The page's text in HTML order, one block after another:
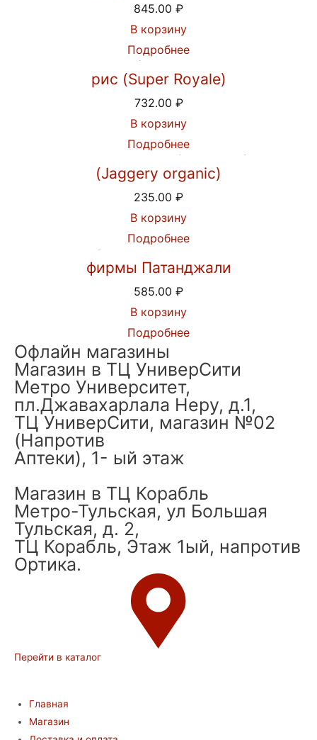
845.00 ₽
В корзину
Подробнее
Индийский Королевский Басмати
рис (Super Royale)
732.00 ₽
В корзину
Подробнее
Пальмовый сахар джаггери
(Jaggery organic)
235.00 ₽
В корзину
Подробнее
Шампунь Кеш Канти Рита от
фирмы Патанджали
585.00 ₽
В корзину
Подробнее
Офлайн магазины
Магазин в ТЦ УниверСити
Метро Университет,
пл.Джавахарлала Неру, д.1,
ТЦ УниверСити, магазин №02
(Напротив
Аптеки), 1- ый этаж
Магазин в ТЦ Корабль
Метро-Тульская, ул Большая
Тульская, д. 2,
ТЦ Корабль, Этаж 1ый, напротив
Ортика.
Перейти в каталог
Главная
Магазин